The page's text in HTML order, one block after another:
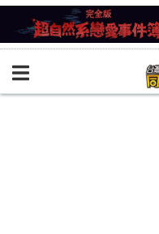
BOOKY書集倉庫